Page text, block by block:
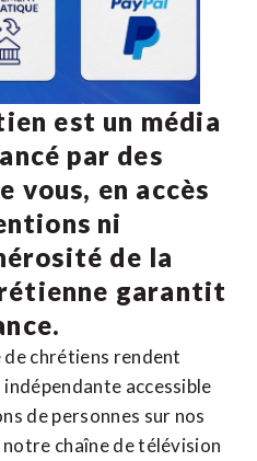
est un média
par des
vous, en accès
ni
de la
garantit
de chrétiens rendent
accessible
de personnes sur nos
notre chaîne de télévision